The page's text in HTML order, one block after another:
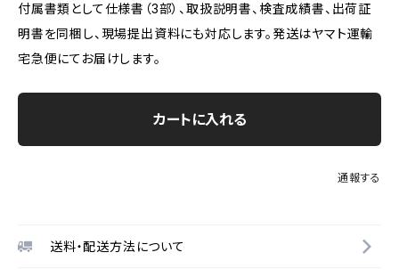
付属書類として仕様書（3部）、取扱説明書、検査成績書、出荷証
明書を同梱し、現場提出資料にも対応します。発送はヤマト運輸
宅急便にてお届けします。
カートに入れる
通報する
送料・配送方法について